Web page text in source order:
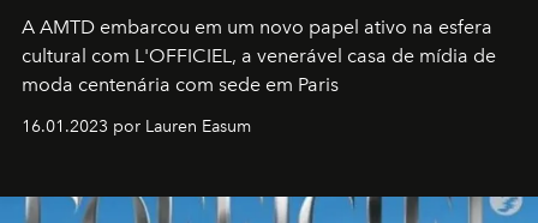
A AMTD embarcou em um novo papel ativo na esfera
cultural com L'OFFICIEL, a venerável casa de mídia de
moda centenária com sede em Paris
16.01.2023 por Lauren Easum